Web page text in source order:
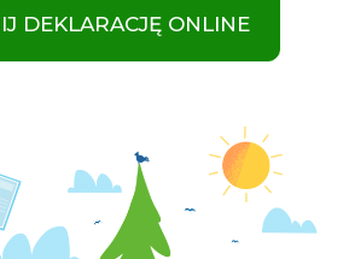
DEKLARACJĘ ONLINE